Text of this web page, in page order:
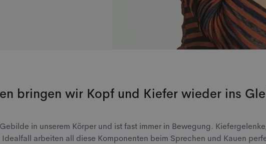
bringen wir Kopf und Kiefer wieder ins
in unserem Körper und ist fast immer in Bewegung.
arbeiten all diese Komponenten beim Sprechen und Kauen